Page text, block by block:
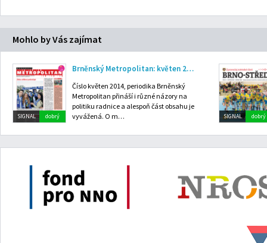
Mohlo by Vás zajímat
SIGNAL dobrý
Brněnský Metropolitan: květen 2014
Číslo květen 2014, periodika Brněnský
Metropolitan přináší i různé názory na
politiku radnice a alespoň část obsahu je
vyvážená. O m…
SIGNAL dobrý